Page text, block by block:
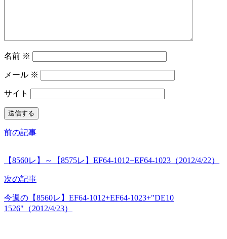
名前 ※
メール ※
サイト
前の記事
【8560レ】～【8575レ】EF64-1012+EF64-1023（2012/4/22）
次の記事
今週の【8560レ】EF64-1012+EF64-1023+"DE10
1526"（2012/4/23）